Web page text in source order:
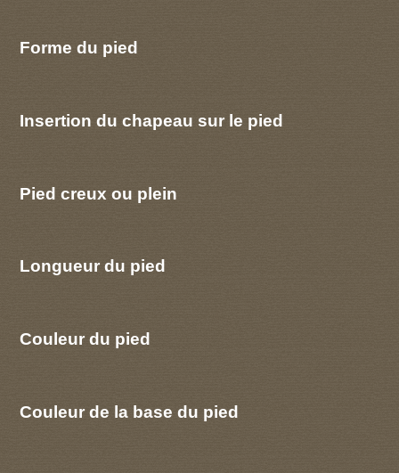
Forme du pied
Insertion du chapeau sur le pied
Pied creux ou plein
Longueur du pied
Couleur du pied
Couleur de la base du pied